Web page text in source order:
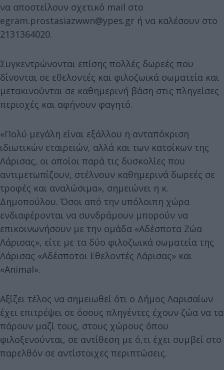
να αποστείλουν σχετικό mail στο
egram.prostasiazwwn@ypes.gr ή να καλέσουν στο
2131364020.
Συγκεντρώνονται επίσης πολλές δωρεές που
δίνονται σε εθελοντές και φιλοζωικά σωματεία και
μετακινούνται σε καθημερινή βάση στις πληγείσες
περιοχές και αφήνουν φαγητό.
«Πολύ μεγάλη είναι εξάλλου η ανταπόκριση
ιδιωτικών εταιρειών, αλλά και των κατοίκων της
Λάρισας, οι οποίοι παρά τις δυσκολίες που
αντιμετωπίζουν, στέλνουν καθημερινά δωρεές σε
τροφές και αναλώσιμα», σημειώνει η κ.
Δημοπούλου. Όσοι από την υπόλοιπη χώρα
ενδιαφέρονται να συνδράμουν μπορούν να
επικοινωνήσουν με την ομάδα «Αδέσποτα Ζώα
Λάρισας», είτε με τα δύο φιλοζωικά σωματεία της
Λάρισας «Αδέσποτοι Εθελοντές Λάρισας» και
«Animal».
Αξίζει τέλος να σημειωθεί ότι ο Δήμος Λαρισαίων
έχει επιτρέψει σε όσους πληγέντες έχουν ζώα να τα
πάρουν μαζί τους, στους χώρους όπου
φιλοξενούνται, σε αντίθεση με ό,τι έχει συμβεί στο
παρελθόν σε αντίστοιχες περιπτώσεις.